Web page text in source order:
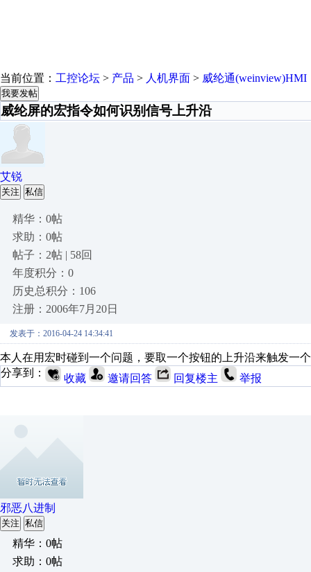
当前位置： 工控论坛 > 产品 > 人机界面 > 威纶通(weinview)HMI
我要发帖
威纶屏的宏指令如何识别信号上升沿
艾锐
关注 私信
精华：0帖
求助：0帖
帖子：2帖 | 58回
年度积分：0
历史总积分：106
注册：2006年7月20日
发表于：2016-04-24 14:34:41
本人在用宏时碰到一个问题，要取一个按钮的上升沿来触发一
分享到：
收藏 邀请回答 回复楼主 举报
邪恶八进制
关注 私信
精华：0帖
求助：0帖